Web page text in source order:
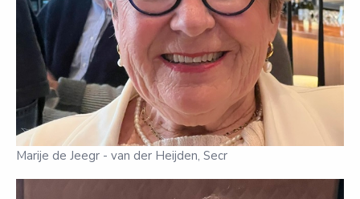
Marije de Jeegr - van der Heijden, Secr